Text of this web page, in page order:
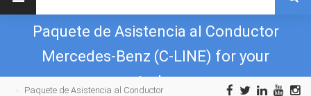
Paquete de Asistencia al Conductor
Mercedes-Benz (C-LINE) for your
motorhome
Paquete de Asistencia al Conductor